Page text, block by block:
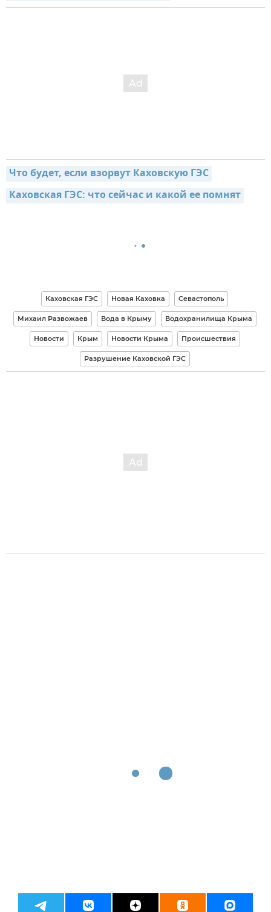
Что будет, если взорвут Каховскую ГЭС
Каховская ГЭС: что сейчас и какой ее помнят
Каховская ГЭС Новая Каховка Севастополь
Михаил Развожаев Вода в Крыму Водохранилища Крыма
Новости Крым Новости Крыма Происшествия
Разрушение Каховской ГЭС